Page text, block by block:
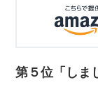
第５位「しま